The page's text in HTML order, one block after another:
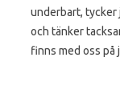
underbart, tycker
och tänker
finns med oss på